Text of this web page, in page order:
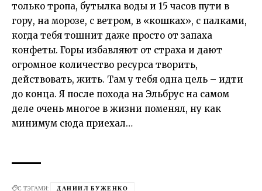
только тропа, бутылка воды и 15 часов пути в
гору, на морозе, с ветром, в «кошках», с палками,
когда тебя тошнит даже просто от запаха
конфеты. Горы избавляют от страха и дают
огромное количество ресурса творить,
действовать, жить. Там у тебя одна цель – идти
до конца. Я после похода на Эльбрус на самом
деле очень многое в жизни поменял, ну как
минимум сюда приехал…
С ТЭГАМИ:
ДАНИИЛ БУЖЕНКО